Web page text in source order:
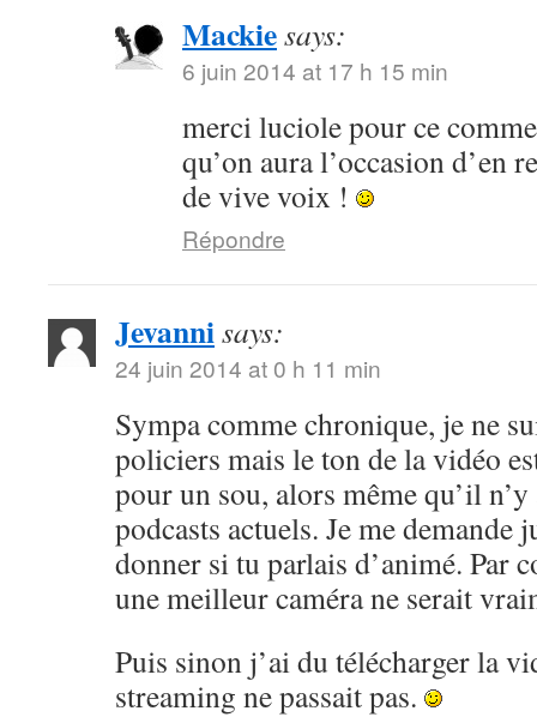
Mackiesays:
6 juin 2014 at 17 h 15 min
merci luciole pour ce
qu’on aura l’occasion d’en
de vive voix !
Répondre
Jevannisays:
24 juin 2014 at 0 h 11 min
Sympa comme chronique, je ne
policiers mais le ton de la vidéo
pour un sou, alors même qu’il
podcasts actuels. Je me demande
donner si tu parlais d’animé. Par
une meilleur caméra ne serait
Puis sinon j’ai du télécharger la
streaming ne passait pas.